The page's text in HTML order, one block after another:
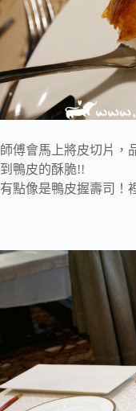
師傅會馬上將皮切片，
到鴨皮的酥脆!!
有點像是鴨皮握壽司！